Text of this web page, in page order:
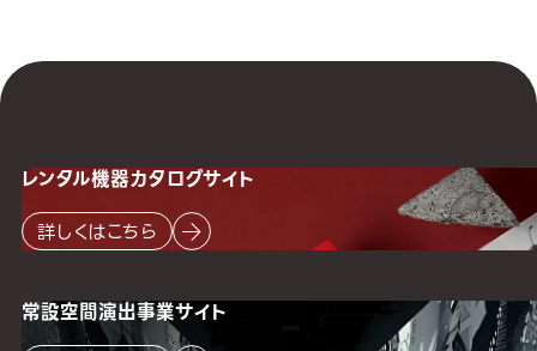
レンタル機器カタログサイト
詳しくはこちら
常設空間演出事業サイト